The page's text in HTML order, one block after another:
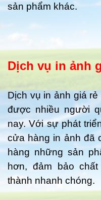
sản phẩm khác.
Dịch vụ in ảnh
Dịch vụ in ảnh giá
được nhiều người
nay. Với sự phát
cửa hàng in ảnh đã
hàng những sản
hơn, đảm bảo
thành nhanh chóng.